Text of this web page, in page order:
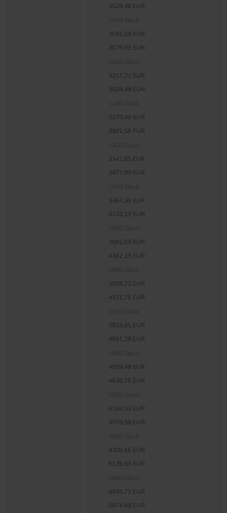
3529,48 EUR
3091,58 EUR
3678,98 EUR
3217,21 EUR
3828,48 EUR
3279,48 EUR
3902,58 EUR
3342,85 EUR
3977,99 EUR
3467,39 EUR
4126,19 EUR
3682,59 EUR
4382,28 EUR
3808,22 EUR
4531,78 EUR
3933,85 EUR
4681,28 EUR
4059,48 EUR
4830,78 EUR
4184,02 EUR
4978,98 EUR
4309,66 EUR
5128,50 EUR
4936,71 EUR
5874,68 EUR